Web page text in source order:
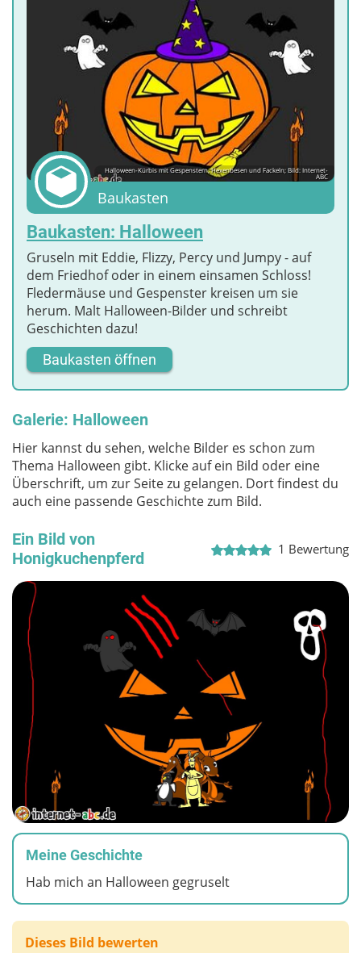
Halloween-Kürbis mit Gespenstern, Hexenbesen und Fackeln; Bild: Internet-
ABC
Baukasten
Baukasten: Halloween
Gruseln mit Eddie, Flizzy, Percy und Jumpy - auf
dem Friedhof oder in einem einsamen Schloss!
Fledermäuse und Gespenster kreisen um sie
herum. Malt Halloween-Bilder und schreibt
Geschichten dazu!
Baukasten öffnen
Galerie: Halloween
Hier kannst du sehen, welche Bilder es schon zum
Thema Halloween gibt. Klicke auf ein Bild oder eine
Überschrift, um zur Seite zu gelangen. Dort findest du
auch eine passende Geschichte zum Bild.
Ein Bild von
Honigkuchenpferd
1 Bewertung
Meine Geschichte
Hab mich an Halloween gegruselt
Dieses Bild bewerten